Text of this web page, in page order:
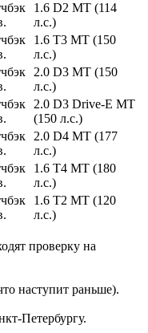
1.6 D2 MT (114
л.с.)
1.6 T3 MT (150
л.с.)
2.0 D3 MT (150
л.с.)
2.0 D3 Drive-E MT
(150 л.с.)
2.0 D4 MT (177
л.с.)
1.6 T4 MT (180
л.с.)
1.6 T2 MT (120
л.с.)
проверку на
наступит раньше).
Петербургу.